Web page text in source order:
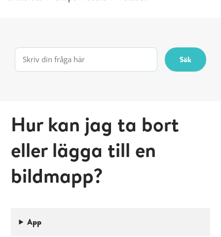
Hur kan jag ta bort
eller lägga till en
bildmapp?
App